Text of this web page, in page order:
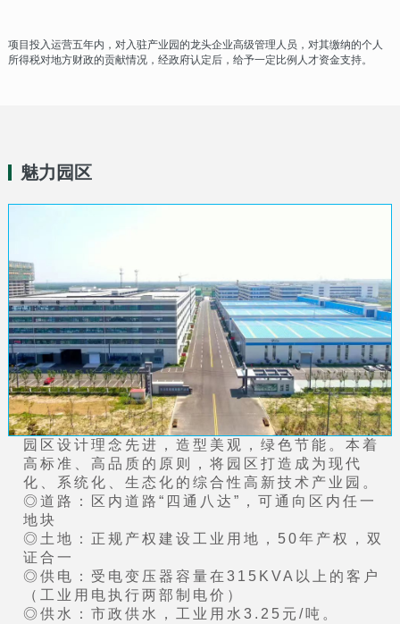
项目投入运营五年内，对入驻产业园的龙头企业高级管理人员，对其缴纳的个人
所得税对地方财政的贡献情况，经政府认定后，给予一定比例人才资金支持。
魅力园区
园区设计理念先进，造型美观，绿色节能。本着
高标准、高品质的原则，将园区打造成为现代
化、系统化、生态化的综合性高新技术产业园。
◎道路：区内道路“四通八达”，可通向区内任一
地块
◎土地：正规产权建设工业用地，50年产权，双
证合一
◎供电：受电变压器容量在315KVA以上的客户
（工业用电执行两部制电价）
◎供水：市政供水，工业用水3.25元/吨。